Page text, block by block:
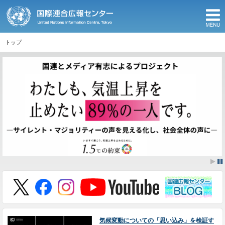
トップ
ここから本文です。
気候変動についての「思い込み」を検証す